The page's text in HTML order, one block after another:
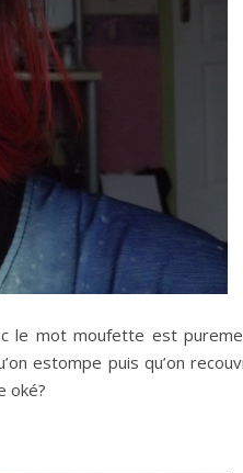
le mot moufette est
estompe puis qu’on
oké?